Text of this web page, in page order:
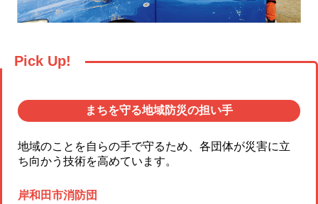
Pick Up!
まちを守る地域防災の担い手
地域のことを自らの手で守るため、各団体が災害に立
ち向かう技術を高めています。
岸和田市消防団